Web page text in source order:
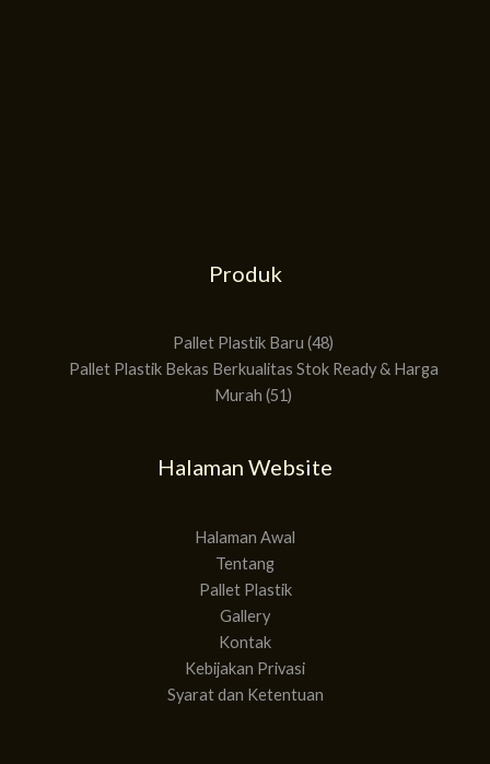
Produk
Pallet Plastik Baru 48
Pallet Plastik Bekas Berkualitas Stok Ready & Harga
Murah 51
Halaman Website
Halaman Awal
Tentang
Pallet Plastik
Gallery
Kontak
Kebijakan Privasi
Syarat dan Ketentuan